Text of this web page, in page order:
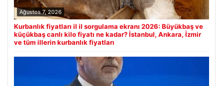
Ağustos 7, 2026
Kurbanlık fiyatları il il sorgulama ekranı 2026: Büyükbaş ve
küçükbaş canlı kilo fiyatı ne kadar? İstanbul, Ankara, İzmir
ve tüm illerin kurbanlık fiyatları